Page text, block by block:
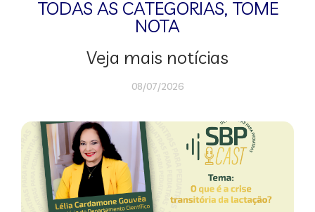
TODAS AS CATEGORIAS, TOME
NOTA
Veja mais notícias
08/07/2026